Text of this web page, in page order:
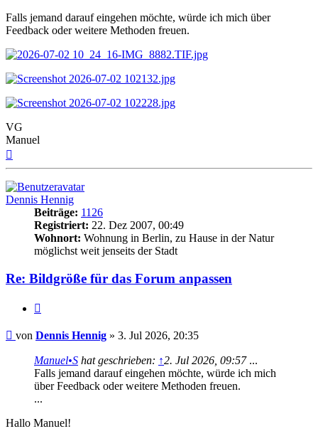
Falls jemand darauf eingehen möchte, würde ich mich über
Feedback oder weitere Methoden freuen.
VG
Manuel
Dennis Hennig
Beiträge: 1126
Registriert: 22. Dez 2007, 00:49
Wohnort: Wohnung in Berlin, zu Hause in der Natur
möglichst weit jenseits der Stadt
Re: Bildgröße für das Forum anpassen
Beitrag
von Dennis Hennig » 3. Jul 2026, 20:35
Manuel•S hat geschrieben: ↑2. Jul 2026, 09:57...
Falls jemand darauf eingehen möchte, würde ich mich
über Feedback oder weitere Methoden freuen.
...
Hallo Manuel!